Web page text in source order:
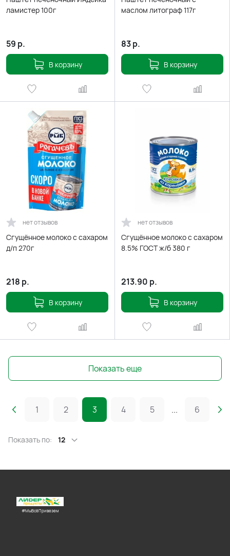
ламистер 100г
59 р.
В корзину
маслом литограф 117г
83р.
В корзину
нет отзывов
Сгущённое молоко с сахаром
д/п 270г
218 р.
В корзину
нет отзывов
Сгущённое молоко с сахаром
8.5% ГОСТ ж/б 380 г
213.90 р.
В корзину
Показать еще
1 2 3 4 5 ... 6
Показать по: 12
#МыВсёПривезем